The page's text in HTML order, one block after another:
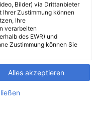
Bilder) via Drittanbieter
Ihrer Zustimmung können
Ihre
verarbeiten
des EWR) und
Zustimmung können Sie
Alles akzeptieren